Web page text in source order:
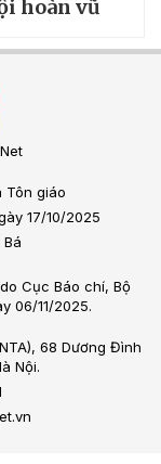
hoàn vũ
Tôn giáo
17/10/2025
Cục Báo chí, Bộ
06/11/2025.
68 Dương Đình
Nội.